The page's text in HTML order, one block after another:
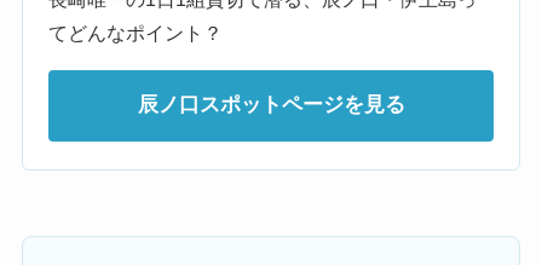
てどんなポイント？
辰ノ口スポットページを見る